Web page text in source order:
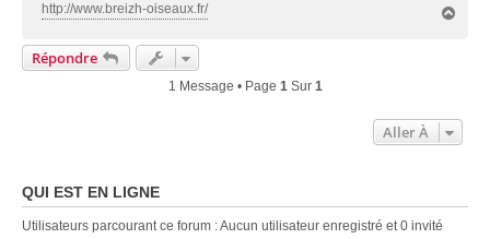
http://www.breizh-oiseaux.fr/
Répondre
1 Message • Page 1Sur 1
Aller À
QUI EST EN LIGNE
Utilisateurs parcourant ce forum : Aucun utilisateur enregistré et 0 invité